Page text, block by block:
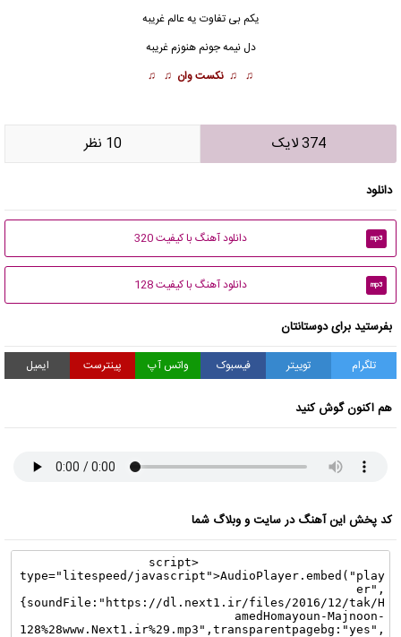
یکم بی تفاوت یه عالم غریبه
دل نیمه جونم هنوزم غریبه
♫ ♫ نکست وان ♫ ♫
374 لایک 10 نظر
دانلود
mp3 دانلود آهنگ با کیفیت 320
mp3 دانلود آهنگ با کیفیت 128
بفرستید برای دوستانتان
تلگرام توییتر فیسبوک واتس آپ پینترست ایمیل
هم اکنون گوش کنید
کد پخش این آهنگ در سایت و وبلاگ شما